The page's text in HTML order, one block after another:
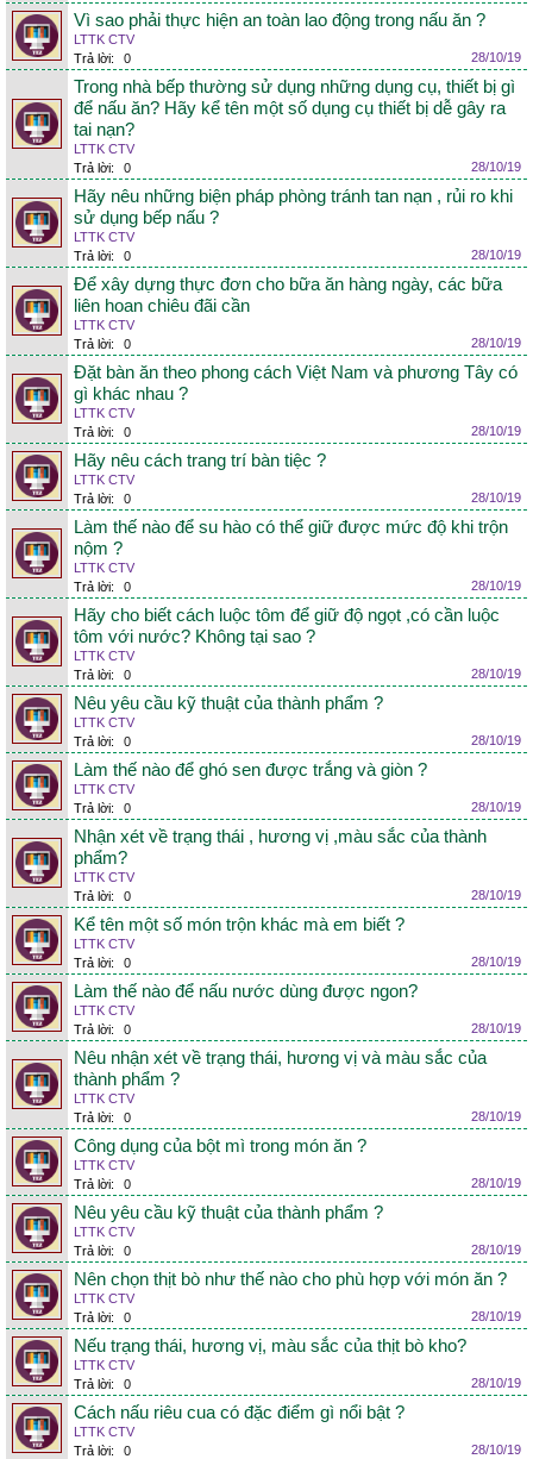
Vì sao phải thực hiện an toàn lao động trong nấu ăn ?
LTTK CTV
Trả lời:
0 28/10/19
Trong nhà bếp thường sử dụng những dụng cụ, thiết bị gì
để nấu ăn? Hãy kể tên một số dụng cụ thiết bị dễ gây ra
tai nạn?
LTTK CTV
Trả lời:
0 28/10/19
Hãy nêu những biện pháp phòng tránh tan nạn , rủi ro khi
sử dụng bếp nấu ?
LTTK CTV
Trả lời:
0 28/10/19
Để xây dựng thực đơn cho bữa ăn hàng ngày, các bữa
liên hoan chiêu đãi cần
LTTK CTV
Trả lời:
0 28/10/19
Đặt bàn ăn theo phong cách Việt Nam và phương Tây có
gì khác nhau ?
LTTK CTV
Trả lời:
0 28/10/19
Hãy nêu cách trang trí bàn tiệc ?
LTTK CTV
Trả lời:
0 28/10/19
Làm thế nào để su hào có thể giữ được mức độ khi trộn
nộm ?
LTTK CTV
Trả lời:
0 28/10/19
Hãy cho biết cách luộc tôm để giữ độ ngọt ,có cần luộc
tôm với nước? Không tại sao ?
LTTK CTV
Trả lời:
0 28/10/19
Nêu yêu cầu kỹ thuật của thành phẩm ?
LTTK CTV
Trả lời:
0 28/10/19
Làm thế nào để ghó sen được trắng và giòn ?
LTTK CTV
Trả lời:
0 28/10/19
Nhận xét về trạng thái , hương vị ,màu sắc của thành
phẩm?
LTTK CTV
Trả lời:
0 28/10/19
Kể tên một số món trộn khác mà em biết ?
LTTK CTV
Trả lời:
0 28/10/19
Làm thế nào để nấu nước dùng được ngon?
LTTK CTV
Trả lời:
0 28/10/19
Nêu nhận xét về trạng thái, hương vị và màu sắc của
thành phẩm ?
LTTK CTV
Trả lời:
0 28/10/19
Công dụng của bột mì trong món ăn ?
LTTK CTV
Trả lời:
0 28/10/19
Nêu yêu cầu kỹ thuật của thành phẩm ?
LTTK CTV
Trả lời:
0 28/10/19
Nên chọn thịt bò như thế nào cho phù hợp với món ăn ?
LTTK CTV
Trả lời:
0 28/10/19
Nếu trạng thái, hương vị, màu sắc của thịt bò kho?
LTTK CTV
Trả lời:
0 28/10/19
Cách nấu riêu cua có đặc điểm gì nổi bật ?
LTTK CTV
Trả lời:
0 28/10/19